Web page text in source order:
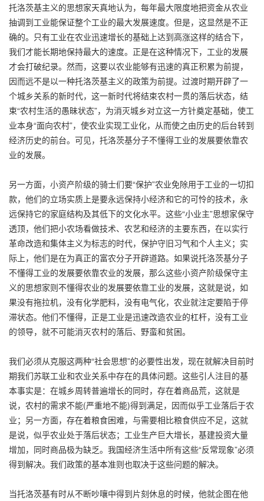
托洛茨基主义的思想家天真地认为，每年最大限度地把资金从农业
抽调到工业能保证整个工业的最大发展速度。但是，这显然是不正
确的。只有工业在农业迅速增长的基础上达到高涨这样的结合下，
我们才能长期地保持最大的速度。正是在这种情况下，工业的发展
才会打破纪录。然而，这要以农业能够有迅速的真正积累为前提，
因而远不是以一种托洛茨基主义的政策为前提。过渡时期开辟了一
个城乡关系的新时代，这一新时代将结束农村一贯的落后状态，结
束“农村生活的愚昧状态”，为消灭城乡对立这一方针奠定基础，使工
业本身“面向农村”，使农业实现工业化，从而使之由历史的后台转到
经济历史的前台。可见，托洛茨基分子不懂得工业的发展要依靠农
业的发展。
另一方面，小资产阶级的骑士们要“保护”农业免除用于工业的一切扣
款，他们的立场实质上是要永远保持小经济和它的可怜的技术，永
远保持它的家庭结构及其低下的文化水平。这些“小业主”思想家保守
透顶，他们把小农场看做技术、农艺和经济的主要东西，在以实行
革命改造和集体主义为标志的时代，保护守旧习气和个人主义；实
际上，他们是在为真正的富农分子开辟道路。如果说托洛茨基分子
不懂得工业的发展要依靠农业的发展，那么这些小资产阶级保守主
义的思想家则不懂得农业的发展要依靠工业的发展，这就是说，如
果没有拖拉机，没有化学肥料，没有电气化，农业就注定要陷于停
滞状态。他们不懂得，正是工业是迅速改造农业的杠杆，没有工业
的领导，就不可能消灭农村的落后、野蛮和贫困。
我们必须从克服这两种“社会思想”的必要性出发，现在就解决目前时
期我们苏联工业和农业关系中存在的具体问题。这些引人注目的基
本事实是：在城乡周转普遍增长的同时，存在着商品荒，这就是
说，农村的需求不能(严重地不能)得到满足，因而似乎工业落后于农
业；另一方面，存在着粮食困难，与需要相比粮食供应不足，这就
是说，似乎农业处于落后状态；工业生产巨大增长，基建投资大量
增加，同时商品极为缺乏。我国经济生活中所有这些“反常现象”必须
得到解决。我们政策的基本准则也取决于这些问题的解决。
当托洛茨基有时从不断吵嚷中得到片刻休息的时候，他就企图在他